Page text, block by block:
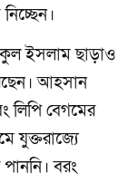
ইসলাম ছাড়াও
আহসান
লিপি বেগমের
যুক্তরাজ্যে
পাননি। বরং